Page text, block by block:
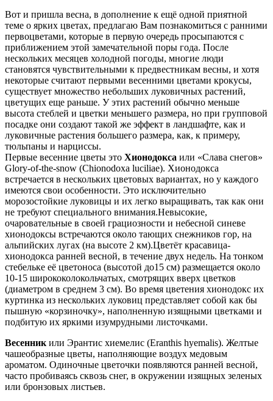
Вот и пришла весна, в дополнение к ещё одной приятной
теме о ярких цветах, предлагаю Вам познакомиться с ранними
первоцветами, которые в первую очередь просыпаются с
приближением этой замечательной поры года. После
нескольких месяцев холодной погоды, многие люди
становятся чувствительными к предвестникам весны, и хотя
некоторые считают первыми весенними цветами крокусы,
существует множество небольших луковичных растений,
цветущих еще раньше. У этих растений обычно меньше
высота стеблей и цветки меньшего размера, но при групповой
посадке они создают такой же эффект в ландшафте, как и
луковичные растения большего размера, как, к примеру,
тюльпаны и нарциссы.
Первые весенние цветы это Хионодокса или «Слава снегов»
Glory-of-the-snow (Chionodoxa luciliae). Хионодокса
встречается в нескольких цветовых вариантах, но у каждого
имеются свои особенности. Это исключительно
морозостойкие луковицы и их легко выращивать, так как они
не требуют специального внимания.Невысокие,
очаровательные в своей грациозности и небесной синеве
хионодоксы встречаются около тающих снежников гор, на
альпийских лугах (на высоте 2 км).Цветёт красавица-
хионодокса ранней весной, в течение двух недель. На тонком
стебельке её цветоноса (высотой до15 см) размещается около
10-15 ширококолокольчатых, смотрящих вверх цветков
(диаметром в среднем 3 см). Во время цветения хионодокс их
куртинка из нескольких луковиц представляет собой как бы
пышную «корзиночку», наполненную изящными цветками и
подбитую их яркими изумрудными листочками.
Весенник или Эрантис хиемелис (Eranthis hyemalis). Желтые
чашеобразные цветы, наполняющие воздух медовым
ароматом. Одиночные цветочки появляются ранней весной,
часто пробиваясь сквозь снег, в окружении изящных зеленых
или бронзовых листьев.